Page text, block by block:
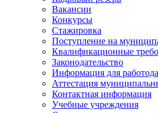
Вакансии
Конкурсы
Стажировка
Поступление на
Квалификационные
Законодательство
Информация для
Аттестация
Контактная информация
Учебные учреждения